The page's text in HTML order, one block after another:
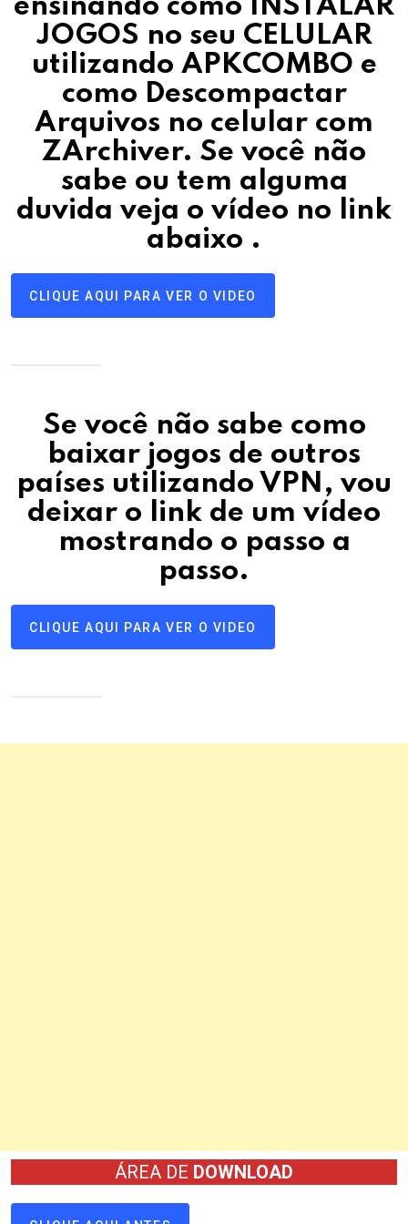
ensinando como INSTALAR
JOGOS no seu CELULAR
utilizando APKCOMBO e
como Descompactar
Arquivos no celular com
ZArchiver. Se você não
sabe ou tem alguma
duvida veja o vídeo no link
abaixo .
CLIQUE AQUI PARA VER O VIDEO
Se você não sabe como
baixar jogos de outros
países utilizando VPN, vou
deixar o link de um vídeo
mostrando o passo a
passo.
CLIQUE AQUI PARA VER O VIDEO
ÁREA DE DOWNLOAD